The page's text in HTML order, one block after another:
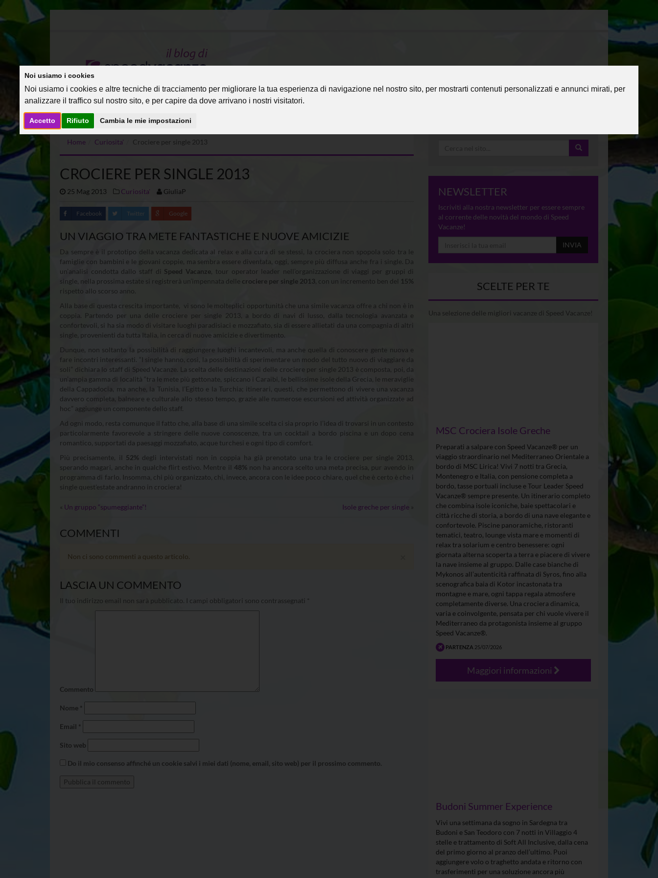
Noi usiamo i cookies
Noi usiamo i cookies e altre tecniche di tracciamento per migliorare la tua esperienza di navigazione nel nostro sito, per mostrarti contenuti personalizzati e annunci mirati, per
analizzare il traffico sul nostro sito, e per capire da dove arrivano i nostri visitatori.
Accetto Rifiuto Cambia le mie impostazioni
Home Curiosita' Crociere per single 2013
CROCIERE PER SINGLE 2013
25 Mag 2013 Curiosita' GiuliaP
Facebook Twitter Google
UN VIAGGIO TRA METE FANTASTICHE E NUOVE AMICIZIE
Da sempre è il prototipo della vacanza dedicata al relax e alla cura di se stessi, la crociera non spopola solo tra le
famiglie con bambini e le giovani coppie, ma sembra essere diventata, oggi, sempre più diffusa anche fra i single. Da
un’analisi condotta dallo staff di Speed Vacanze , tour operator leader nell’organizzazione di viaggi per gruppi di
single, nella prossima estate si registrerà un’impennata delle crociere per single 2013 , con un incremento ben del 15%
rispetto allo scorso anno.
Alla base di questa crescita importante, vi sono le molteplici opportunità che una simile vacanza offre a chi non è in
coppia. Partendo per una delle crociere per single 2013, a bordo di navi di lusso, dalla tecnologia avanzata e
confortevoli, si ha sia modo di visitare luoghi paradisiaci e mozzafiato, sia di essere allietati da una compagnia di altri
single, provenienti da tutta Italia, in cerca di nuove amicizie e divertimento.
Dunque, non soltanto la possibilità di raggiungere luoghi incantevoli, ma anche quella di conoscere gente nuova e
fare incontri interessanti. “I single hanno, così, la possibilità di sperimentare un modo del tutto nuovo di viaggiare da
soli” dichiara lo staff di Speed Vacanze. La scelta delle destinazioni delle crociere per single 2013 è composta, poi, da
un’ampia gamma di località “tra le mete più gettonate, spiccano i Caraibi, le bellissime isole della Grecia, le meraviglie
della Cappadocia, ma anche, la Tunisia, l’Egitto e la Turchia; itinerari, questi, che permettono di vivere una vacanza
davvero completa, balneare e culturale allo stesso tempo, grazie alle numerose escursioni ed attività organizzate ad
hoc” aggiunge un componente dello staff.
Ad ogni modo, resta comunque il fatto che, alla base di una simile scelta ci sia proprio l’idea di trovarsi in un contesto
particolarmente favorevole a stringere delle nuove conoscenze, tra un cocktail a bordo piscina e un dopo cena
romantico, supportati da paesaggi mozzafiato, acque turchesi e ogni tipo di comfort.
Più precisamente, il 52%degli intervistati non in coppia ha già prenotato una tra le crociere per single 2013,
sperando magari, anche in qualche flirt estivo. Mentre il 48%non ha ancora scelto una meta precisa, pur avendo in
programma di farlo. Insomma, chi più organizzato, chi, invece, ancora con le idee poco chiare, quel che è certo è che i
single quest'estate andranno in crociera!
« Un gruppo “spumeggiante”! Isole greche per single »
COMMENTI
Non ci sono commenti a questo articolo.
LASCIA UN COMMENTO
Il tuo indirizzo email non sarà pubblicato. I campi obbligatori sono contrassegnati *
Commento
Nome *
Email *
Sito web
Do il mio consenso affinché un cookie salvi i miei dati (nome, email, sito web) per il prossimo commento.
NEWSLETTER
Iscriviti alla nostra newsletter per essere sempre
al corrente delle novità del mondo di Speed
Vacanze!
INVIA
SCELTE PER TE
Una selezione delle migliori vacanze di Speed Vacanze!
MSC Crociera Isole Greche
Preparati a salpare con Speed Vacanze® per un
viaggio straordinario nel Mediterraneo Orientale a
bordo di MSC Lirica! Vivi 7 notti tra Grecia,
Montenegro e Italia, con pensione completa a
bordo, tasse portuali incluse e Tour Leader Speed
Vacanze® sempre presente. Un itinerario completo
che combina isole iconiche, baie spettacolari e
città ricche di storia, a bordo di una nave elegante e
confortevole. Piscine panoramiche, ristoranti
tematici, teatro, lounge vista mare e momenti di
relax tra solarium e centro benessere: ogni
giornata alterna scoperta a terra e piacere di vivere
la nave insieme al gruppo. Dalle case bianche di
Mykonos all’autenticità raffinata di Syros, fino alla
scenografica baia di Kotor incastonata tra
montagne e mare, ogni tappa regala atmosfere
completamente diverse. Una crociera dinamica,
varia e coinvolgente, pensata per chi vuole vivere il
Mediterraneo da protagonista insieme al gruppo
Speed Vacanze®.
PARTENZA 25/07/2026
Maggiori informazioni
Budoni Summer Experience
Vivi una settimana da sogno in Sardegna tra
Budoni e San Teodoro con 7 notti in Villaggio 4
stelle e trattamento di Soft All Inclusive, dalla cena
del primo giorno al pranzo dell’ultimo. Puoi
aggiungere volo o traghetto andata e ritorno con
trasferimenti per una soluzione ancora più